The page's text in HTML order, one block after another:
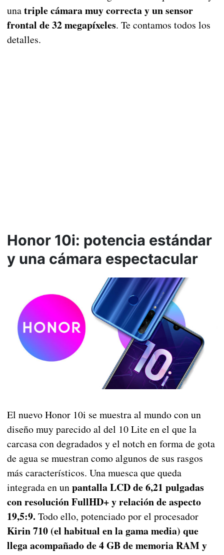
unatriple cámara muy correcta y un sensor
frontal de 32 megapíxeles. Te contamos todos los
detalles.
Honor 10i: potencia estándar
y una cámara espectacular
El nuevo Honor 10i se muestra al mundo con un
diseño muy parecido al del 10 Lite en el que la
carcasa con degradados y el notch en forma de gota
de agua se muestran como algunos de sus rasgos
más característicos. Una muesca que queda
integrada en unpantalla LCD de 6,21 pulgadas
con resolución FullHD+ y relación de aspecto
19,5:9. Todo ello, potenciado por el procesador
Kirin 710 (el habitual en la gama media) que
llega acompañado de 4 GB de memoria RAM y